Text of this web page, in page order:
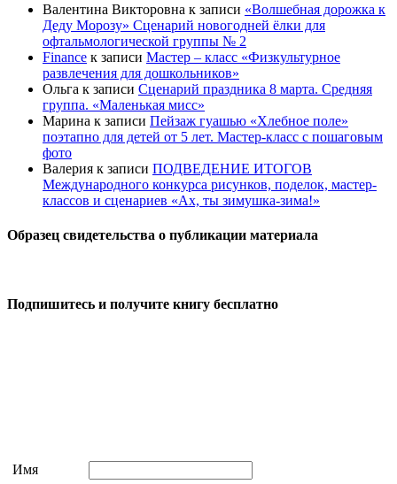
Валентина Викторовна к записи «Волшебная дорожка к
Деду Морозу» Сценарий новогодней ёлки для
офтальмологической группы № 2
Finance к записи Мастер – класс «Физкультурное
развлечения для дошкольников»
Ольга к записи Сценарий праздника 8 марта. Средняя
группа. «Маленькая мисс»
Марина к записи Пейзаж гуашью «Хлебное поле»
поэтапно для детей от 5 лет. Мастер-класс с пошаговым
фото
Валерия к записи ПОДВЕДЕНИЕ ИТОГОВ
Международного конкурса рисунков, поделок, мастер-
классов и сценариев «Ах, ты зимушка-зима!»
Образец свидетельства о публикации материала
Подпишитесь и получите книгу бесплатно
Имя